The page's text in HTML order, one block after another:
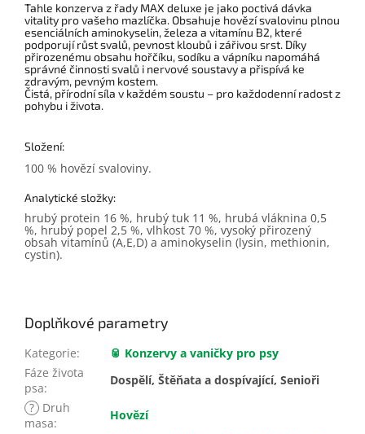
Tahle konzerva z řady MAX deluxe je jako poctivá dávka
vitality pro vašeho mazlíčka. Obsahuje hovězí svalovinu plnou
esenciálních aminokyselin, železa a vitamínu B2, které
podporují růst svalů, pevnost kloubů i zářivou srst. Díky
přirozenému obsahu hořčíku, sodíku a vápníku napomáhá
správné činnosti svalů i nervové soustavy a přispívá ke
zdravým, pevným kostem.
Čistá, přírodní síla v každém soustu – pro každodenní radost z
pohybu i života.
Složení:
100 % hovězí svaloviny.
Analytické složky:
hrubý protein 16 %, hrubý tuk 11 %, hrubá vláknina 0,5
%, hrubý popel 2,5 %, vlhkost 70 %, vysoký přirozený
obsah vitamínů (A,E,D) a aminokyselin (lysin, methionin,
cystin).
Doplňkové parametry
Kategorie:
🥫 Konzervy a vaničky pro psy
Fáze života
psa:
Dospělí, Štěňata a dospívající, Senioři
? Druh
masa:
Hovězí